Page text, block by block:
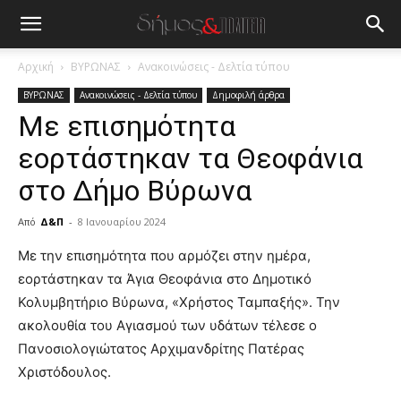
Αρχική ΒΥΡΩΝΑΣ Ανακοινώσεις - Δελτία τύπου
ΒΥΡΩΝΑΣ Ανακοινώσεις - Δελτία τύπου Δημοφιλή άρθρα
Με επισημότητα
εορτάστηκαν τα Θεοφάνια
στο Δήμο Βύρωνα
Από Δ&Π - 8 Ιανουαρίου 2024
blonde
lesbians
very
hot
cam
show.desi
xxx
Με την επισημότητα που αρμόζει στην ημέρα,
εορτάστηκαν τα Άγια Θεοφάνια στο Δημοτικό
Κολυμβητήριο Βύρωνα, «Χρήστος Ταμπαξής». Την
ακολουθία του Αγιασμού των υδάτων τέλεσε ο
Πανοσιολογιώτατος Αρχιμανδρίτης Πατέρας
Χριστόδουλος.